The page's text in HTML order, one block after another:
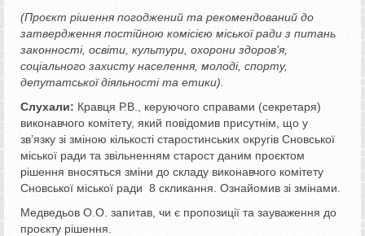
(Проєкт рішення погоджений та рекомендований до
затвердження постійною комісією міської ради з питань
законності, освіти, культури, охорони здоров’я,
соціального захисту населення, молоді, спорту,
депутатської діяльності та етики).
Слухали: Кравця Р.В., керуючого справами (секретаря)
виконавчого комітету, який повідомив присутнім, що у
зв’язку зі зміною кількості старостинських округів Сновської
міської ради та звільненням старост даним проєктом
рішення вносяться зміни до складу виконавчого комітету
Сновської міської ради 8 скликання. Ознайомив зі змінами.
Медведьов О.О. запитав, чи є пропозиції та зауваження до
проєкту рішення.